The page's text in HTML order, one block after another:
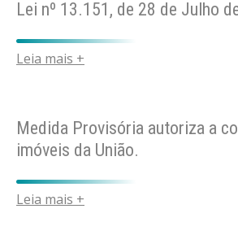
Lei nº 13.151, de 28 de Julho
Leia mais +
Medida Provisória autoriza a
imóveis da União.
Leia mais +